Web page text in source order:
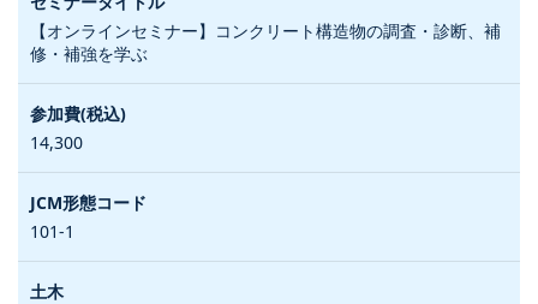
【オンラインセミナー】コンクリート構造物の調査・診断、補
修・補強を学ぶ
14,300
101-1